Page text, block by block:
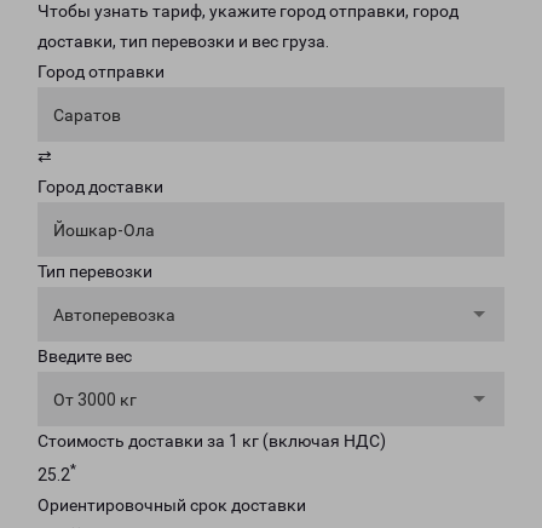
Чтобы узнать тариф, укажите город отправки, город
доставки, тип перевозки и вес груза.
Город отправки
Саратов
⇄
Город доставки
Йошкар-Ола
Тип перевозки
Автоперевозка
Введите вес
От 3000 кг
Стоимость доставки за 1 кг (включая НДС)
25.2*
Ориентировочный срок доставки